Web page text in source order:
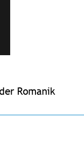
Romanik